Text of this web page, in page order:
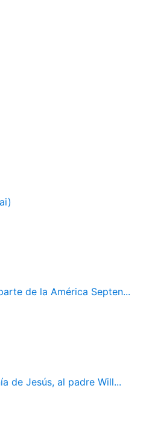
de la América Septen...
de Jesús, al padre Will...